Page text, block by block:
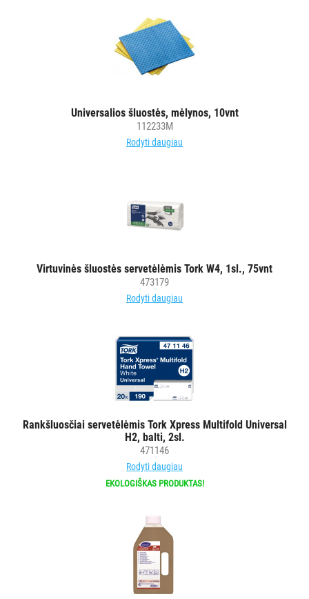
Universalios šluostės, mėlynos, 10vnt
112233M
Rodyti daugiau
Virtuvinės šluostės servetėlėmis Tork W4, 1sl., 75vnt
473179
Rodyti daugiau
Rankšluosčiai servetėlėmis Tork Xpress Multifold Universal
H2, balti, 2sl.
471146
Rodyti daugiau
EKOLOGIŠKAS PRODUKTAS!